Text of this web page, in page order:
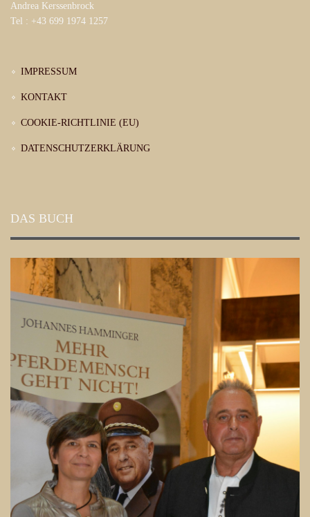
Andrea Kerssenbrock
Tel : +43 699 1974 1257
IMPRESSUM
KONTAKT
COOKIE-RICHTLINIE (EU)
DATENSCHUTZERKLÄRUNG
DAS BUCH